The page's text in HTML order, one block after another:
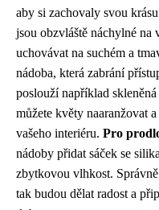
aby si zachovaly svou
jsou obzvláště náchylné
uchovávat na suchém a
nádoba, která zabrání
poslouží například
můžete květy naaranžovat
vašeho interiéru. Pro
nádoby přidat sáček se
zbytkovou vlhkost.
tak budou dělat radost a